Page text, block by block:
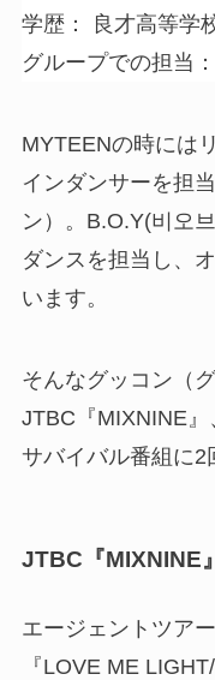
学歴： 良才高等学
グループでの担当
MYTEENの時には
インダンサーを担
ン）。B.O.Y(비오
ダンスを担当し、
います。
そんなグッコン（
JTBC『MIXNINE
サバイバル番組に2
JTBC『MIXNINE
エージェントツアー
『LOVE ME LIGHT/